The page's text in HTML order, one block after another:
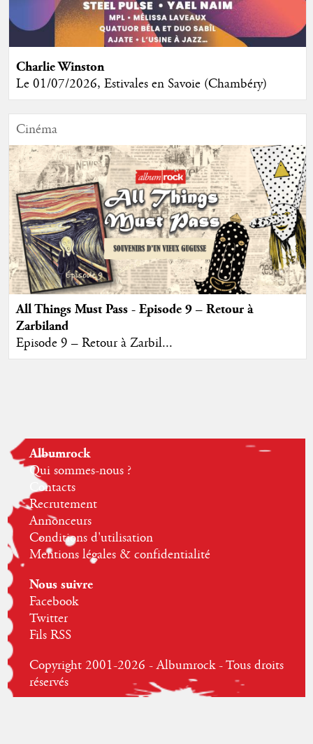
Charlie Winston
Le 01/07/2026, Estivales en Savoie (Chambéry)
Cinéma
All Things Must Pass - Episode 9 – Retour à
Zarbiland
Episode 9 – Retour à Zarbil...
Albumrock
Qui sommes-nous ?
Contacts
Recrutement
Annonceurs
Conditions d'utilisation
Mentions légales & confidentialité
Nous suivre
Facebook
Twitter
Fils RSS
Copyright 2001-2026 - Albumrock - Tous droits
réservés